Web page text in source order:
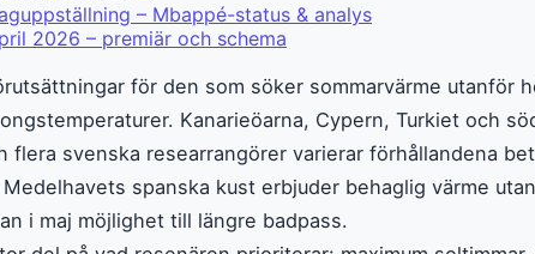
– Mbappé-status & analys
2026 – premiär och schema
för den som söker sommarvärme utanför
Kanarieöarna, Cypern, Turkiet och
flera svenska researrangörer varierar förhållandena
spanska kust erbjuder behaglig värme
i maj möjlighet till längre badpass.